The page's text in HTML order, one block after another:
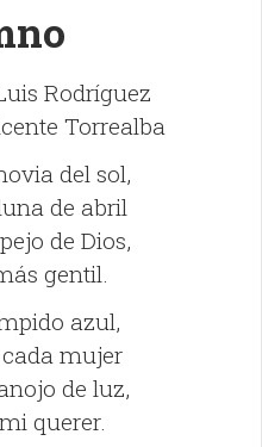
Rodríguez
Torrealba
del sol,
de abril
de Dios,
gentil.
azul,
mujer
de luz,
querer.